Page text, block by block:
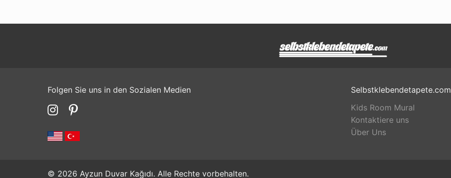
Folgen Sie uns in den Sozialen Medien
Selbstklebendetapete.com
Kids Room Mural
Kontaktiere uns
Über Uns
© 2026 Ayzun Duvar Kağıdı. Alle Rechte vorbehalten.